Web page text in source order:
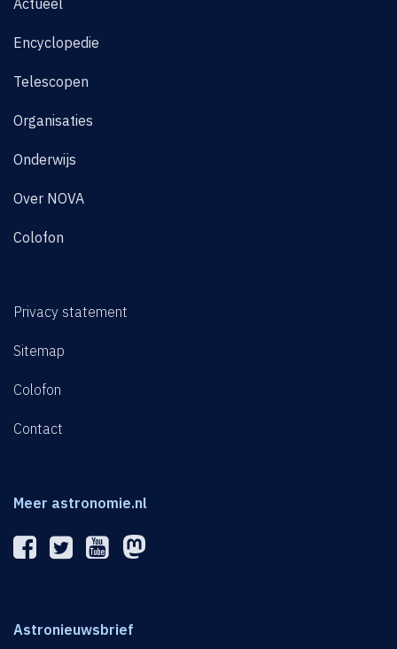
Actueel
Encyclopedie
Telescopen
Organisaties
Onderwijs
Over NOVA
Colofon
Privacy statement
Sitemap
Colofon
Contact
Meer astronomie.nl
Astronieuwsbrief